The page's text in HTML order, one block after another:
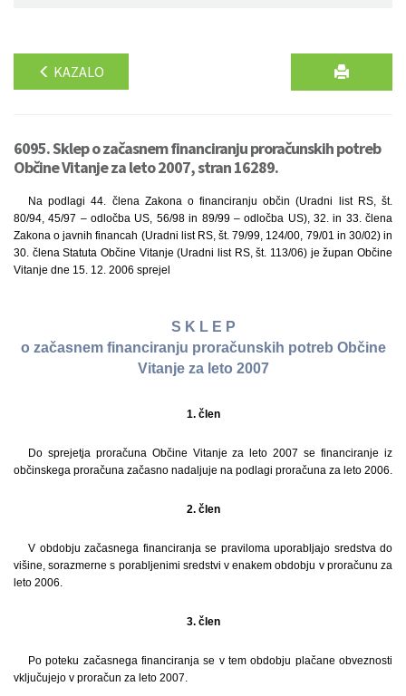
KAZALO
6095. Sklep o začasnem financiranju proračunskih potreb
Občine Vitanje za leto 2007, stran 16289.
Na podlagi 44. člena Zakona o financiranju občin (Uradni list RS, št.
80/94, 45/97 – odločba US, 56/98 in 89/99 – odločba US), 32. in 33. člena
Zakona o javnih financah (Uradni list RS, št. 79/99, 124/00, 79/01 in 30/02) in
30. člena Statuta Občine Vitanje (Uradni list RS, št. 113/06) je župan Občine
Vitanje dne 15. 12. 2006 sprejel
S K L E P
o začasnem financiranju proračunskih potreb Občine
Vitanje za leto 2007
1. člen
Do sprejetja proračuna Občine Vitanje za leto 2007 se financiranje iz
občinskega proračuna začasno nadaljuje na podlagi proračuna za leto 2006.
2. člen
V obdobju začasnega financiranja se praviloma uporabljajo sredstva do
višine, sorazmerne s porabljenimi sredstvi v enakem obdobju v proračunu za
leto 2006.
3. člen
Po poteku začasnega financiranja se v tem obdobju plačane obveznosti
vključujejo v proračun za leto 2007.